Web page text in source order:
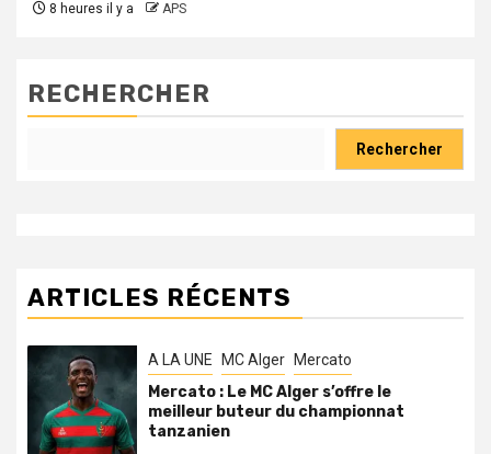
8 heures il y a APS
RECHERCHER
Rechercher
ARTICLES RÉCENTS
A LA UNE MC Alger Mercato
Mercato : Le MC Alger s’offre le
meilleur buteur du championnat
tanzanien